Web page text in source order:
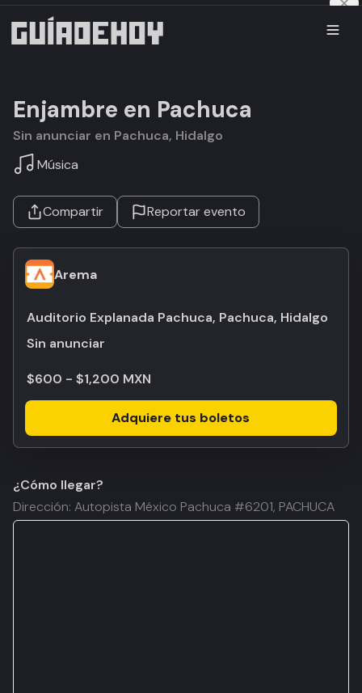
Enjambre en Pachuca
Sin anunciar en Pachuca, Hidalgo
Música
Compartir Reportar evento
Arema
Auditorio Explanada Pachuca, Pachuca, Hidalgo
Sin anunciar
$600 - $1,200 MXN
Adquiere tus boletos
¿Cómo llegar?
Dirección: Autopista México Pachuca #6201, PACHUCA